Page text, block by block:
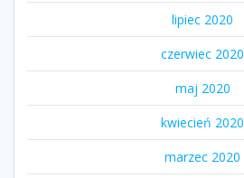
lipiec 2020
czerwiec 2020
maj 2020
kwiecień 2020
marzec 2020